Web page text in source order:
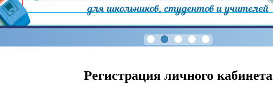
Регистрация личного кабинета